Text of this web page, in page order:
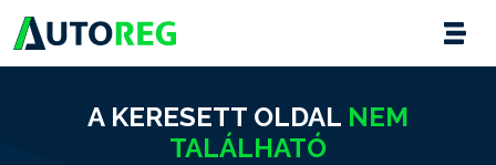
A KERESETT OLDAL NEM
TALÁLHATÓ